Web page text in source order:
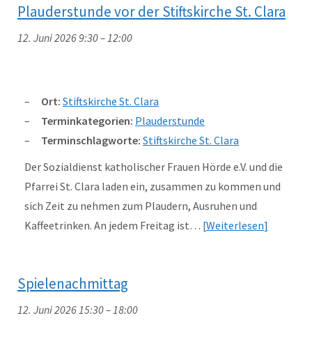
Plauderstunde vor der Stiftskirche St. Clara
12. Juni 2026 9:30–12:00
Ort: Stiftskirche St. Clara
Terminkategorien: Plauderstunde
Terminschlagworte: Stiftskirche St. Clara
Der Sozialdienst katholischer Frauen Hörde e.V. und die
Pfarrei St. Clara laden ein, zusammen zu kommen und
sich Zeit zu nehmen zum Plaudern, Ausruhen und
Kaffeetrinken. An jedem Freitag ist… Weiterlesen
Spielenachmittag
12. Juni 2026 15:30–18:00